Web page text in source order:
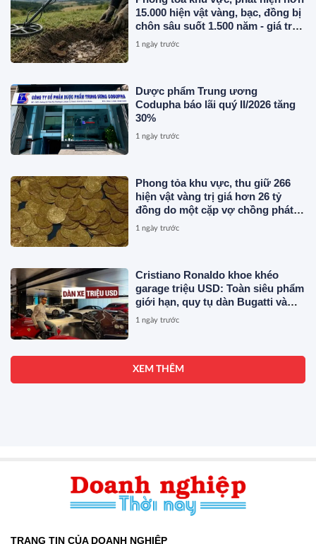
15.000 hiện vật vàng, bạc, đồng bị
chôn sâu suốt 1.500 năm - giá trị
tương đương 63 tỷ đồng
1 ngày trước
Dược phẩm Trung ương
Codupha báo lãi quý II/2026 tăng
30%
1 ngày trước
Phong tỏa khu vực, thu giữ 266
hiện vật vàng trị giá hơn 26 tỷ
đồng do một cặp vợ chồng phát
hiện khi thay sàn nhà
1 ngày trước
Cristiano Ronaldo khoe khéo
garage triệu USD: Toàn siêu phẩm
giới hạn, quy tụ dàn Bugatti và
Ferrari đắt đỏ
1 ngày trước
XEM THÊM
TRANG TIN CỦA DOANH NGHIỆP